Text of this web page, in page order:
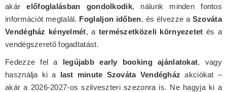
akárelőfoglalásban gondolkodik, nálunk minden fontos
információt megtalál. Foglaljon időben, és élvezze a Szováta
Vendégház kényelmét, a természetközeli környezetet és a
vendégszerető fogadtatást.
Fedezze fel a legújabb early booking ajánlatokat, vagy
használja ki a last minute Szováta Vendégház akciókat –
akár a 2026-2027-os szilveszteri szezonra is. Ne hagyja ki a